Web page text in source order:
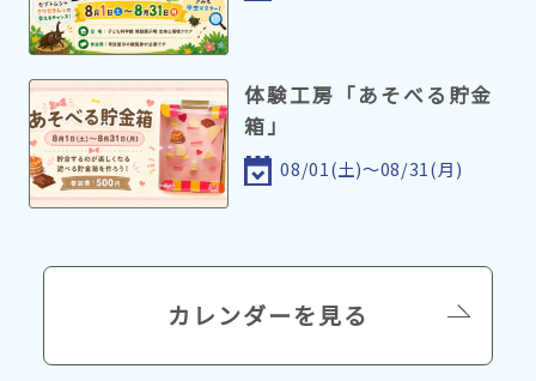
体験工房「あそべる貯金
箱」
08/01(土)～08/31(月)
カレンダーを見る